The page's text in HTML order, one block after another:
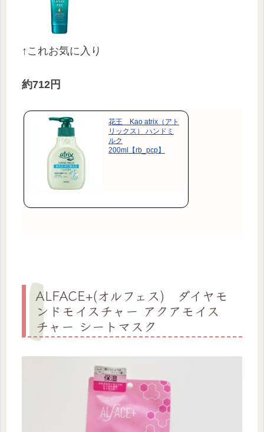
↑これお気に入り
約712円
花王 Kao atrix（アト
リックス） ハンドミ
ルク
200ml【rb_pcp】
ALFACE+(オルフェス) ダイヤモ
ンドモイスチャー アクアモイス
チャー シートマスク